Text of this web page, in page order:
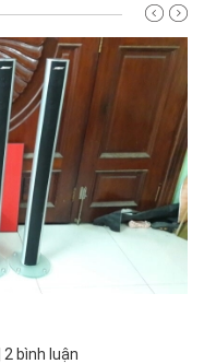
2 bình luận